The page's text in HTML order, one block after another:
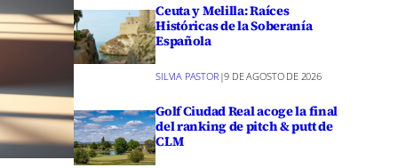
Ceuta y Melilla: Raíces
Históricas de la Soberanía
Española
SILVIA PASTOR |9 DE AGOSTO DE 2026
Golf Ciudad Real acoge la final
del ranking de pitch & putt de
CLM